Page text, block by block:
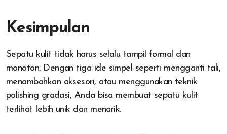
Kesimpulan
Sepatu kulit tidak harus selalu tampil formal dan
monoton. Dengan tiga ide simpel seperti mengganti tali,
menambahkan aksesori, atau menggunakan teknik
polishing gradasi, Anda bisa membuat sepatu kulit
terlihat lebih unik dan menarik.